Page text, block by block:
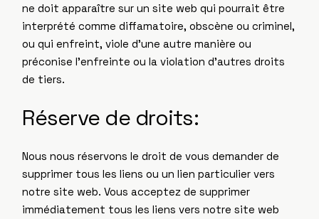
ne doit apparaître sur un site web qui pourrait être
interprété comme diffamatoire, obscène ou criminel,
ou qui enfreint, viole d’une autre manière ou
préconise l’enfreinte ou la violation d’autres droits
de tiers.
Réserve de droits:
Nous nous réservons le droit de vous demander de
supprimer tous les liens ou un lien particulier vers
notre site web. Vous acceptez de supprimer
immédiatement tous les liens vers notre site web